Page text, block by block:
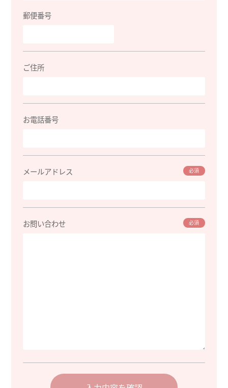
郵便番号
ご住所
お電話番号
メールアドレス 必須
お問い合わせ 必須